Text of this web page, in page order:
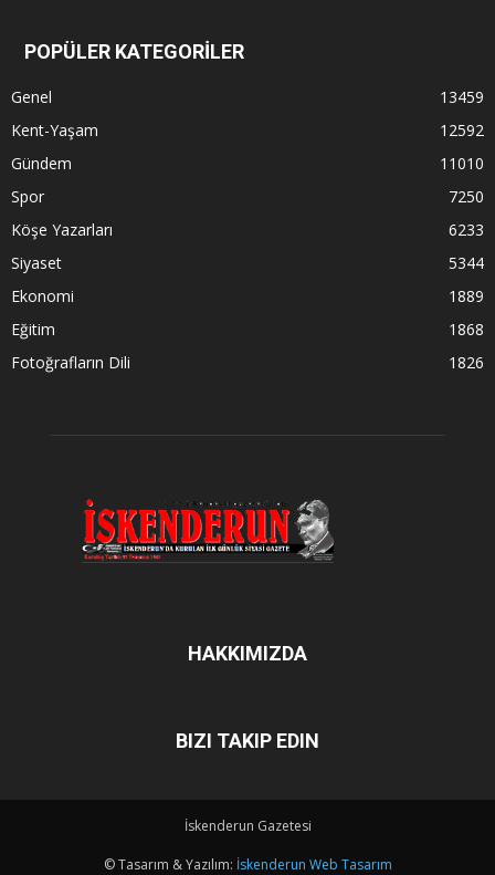
POPÜLER KATEGORİLER
Genel
13459
Kent-Yaşam
12592
Gündem
11010
Spor
7250
Köşe Yazarları
6233
Siyaset
5344
Ekonomi
1889
Eğitim
1868
Fotoğrafların Dili
1826
HAKKIMIZDA
BIZI TAKIP EDIN
İskenderun Gazetesi
© Tasarım & Yazılım: İskenderun Web Tasarım